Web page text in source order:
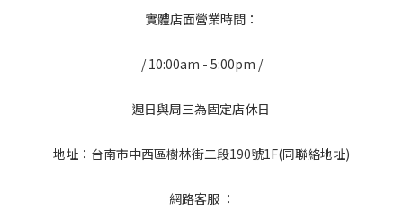
實體店面營業時間：
/ 10:00am - 5:00pm /
週日與周三為固定店休日
地址：台南市中西區樹林街二段190號1F(同聯絡地址)
網路客服 ：